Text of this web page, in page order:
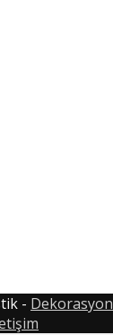
- Dekorasyon